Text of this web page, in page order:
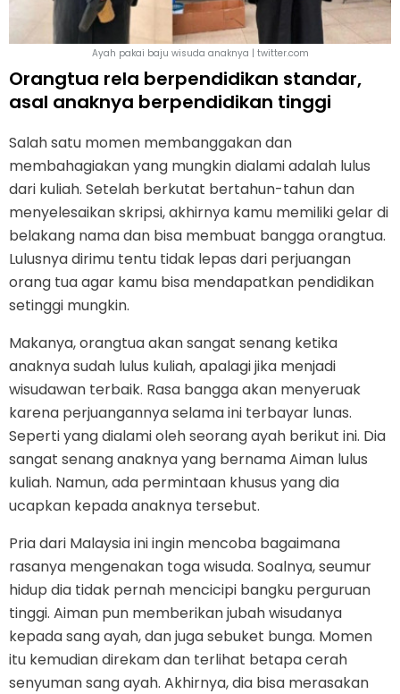
Ayah pakai baju wisuda anaknya | twitter.com
Orangtua rela berpendidikan standar,
asal anaknya berpendidikan tinggi
Salah satu momen membanggakan dan
membahagiakan yang mungkin dialami adalah lulus
dari kuliah. Setelah berkutat bertahun-tahun dan
menyelesaikan skripsi, akhirnya kamu memiliki gelar di
belakang nama dan bisa membuat bangga orangtua.
Lulusnya dirimu tentu tidak lepas dari perjuangan
orang tua agar kamu bisa mendapatkan pendidikan
setinggi mungkin.
Makanya, orangtua akan sangat senang ketika
anaknya sudah lulus kuliah, apalagi jika menjadi
wisudawan terbaik. Rasa bangga akan menyeruak
karena perjuangannya selama ini terbayar lunas.
Seperti yang dialami oleh seorang ayah berikut ini. Dia
sangat senang anaknya yang bernama Aiman lulus
kuliah. Namun, ada permintaan khusus yang dia
ucapkan kepada anaknya tersebut.
Pria dari Malaysia ini ingin mencoba bagaimana
rasanya mengenakan toga wisuda. Soalnya, seumur
hidup dia tidak pernah mencicipi bangku perguruan
tinggi. Aiman pun memberikan jubah wisudanya
kepada sang ayah, dan juga sebuket bunga. Momen
itu kemudian direkam dan terlihat betapa cerah
senyuman sang ayah. Akhirnya, dia bisa merasakan